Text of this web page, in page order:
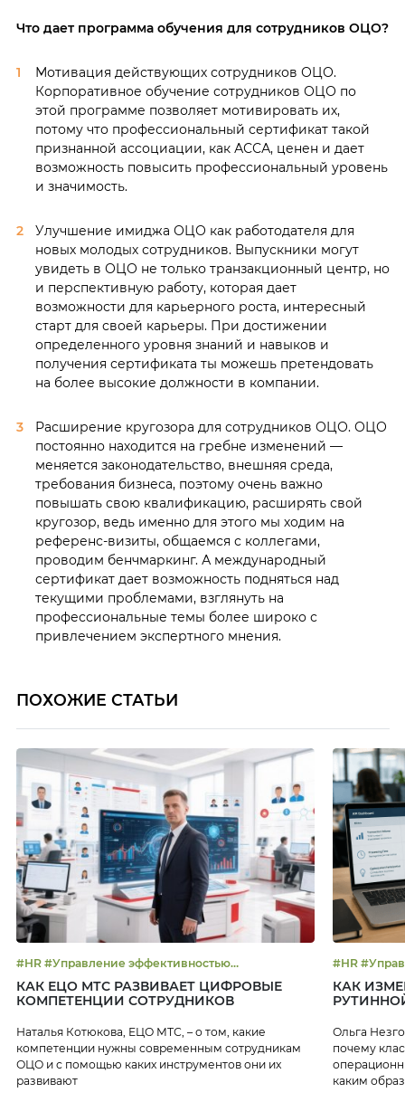
Что дает программа обучения для сотрудников ОЦО?
Мотивация действующих сотрудников ОЦО.
Корпоративное обучение сотрудников ОЦО по
этой программе позволяет мотивировать их,
потому что профессиональный сертификат такой
признанной ассоциации, как АССА, ценен и дает
возможность повысить профессиональный уровень
и значимость.
Улучшение имиджа ОЦО как работодателя для
новых молодых сотрудников. Выпускники могут
увидеть в ОЦО не только транзакционный центр, но
и перспективную работу, которая дает
возможности для карьерного роста, интересный
старт для своей карьеры. При достижении
определенного уровня знаний и навыков и
получения сертификата ты можешь претендовать
на более высокие должности в компании.
Расширение кругозора для сотрудников ОЦО. ОЦО
постоянно находится на гребне изменений —
меняется законодательство, внешняя среда,
требования бизнеса, поэтому очень важно
повышать свою квалификацию, расширять свой
кругозор, ведь именно для этого мы ходим на
референс-визиты, общаемся с коллегами,
проводим бенчмаркинг. А международный
сертификат дает возможность подняться над
текущими проблемами, взглянуть на
профессиональные темы более широко с
привлечением экспертного мнения.
ПОХОЖИЕ СТАТЬИ
#HR #Управление эффективностью
#Цифровизация
КАК ЕЦО МТС РАЗВИВАЕТ ЦИФРОВЫЕ
КОМПЕТЕНЦИИ СОТРУДНИКОВ
Наталья Котюкова, ЕЦО МТС, – о том, какие
компетенции нужны современным сотрудникам
ОЦО и с помощью каких инструментов они их
развивают
#HR
КАК
Ольга
почему
каким